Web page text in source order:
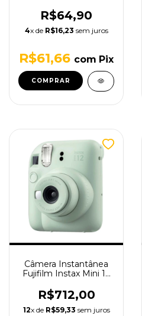
R$64,90
4x de R$16,23 sem juros
R$61,66 com Pix
Câmera Instantânea
Fujifilm Instax Mini 12
R$712,00
12x de R$59,33 sem juros